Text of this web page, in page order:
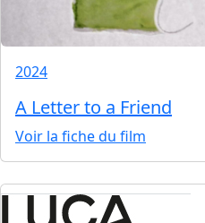
2024
A Letter to a Friend
Voir la fiche du film